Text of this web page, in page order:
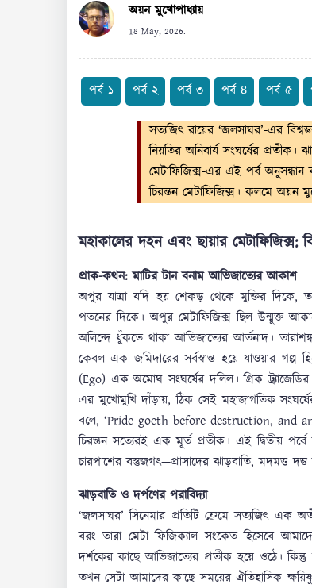
অয়ন মুখোপাধ্যায়
18 May, 2026.
পর্ব ১ পর্ব ২ পর্ব ৩ পর্ব ৪ পর্ব ৫
সত্যজিৎ রায়ের ‘জলসাঘর’-এর
নিয়তির অনিবার্য সংঘর্ষের প্রতীক।
মেটাফিজিক্স-এর এই পর্ব অনুসন্ধান
চিরন্তন মেটাফিজিক্স। কলমে অয়ন
মহাকালের দহন এবং ছায়ার মেটাফিজিক্স:
প্রাক-কথন: মাটির টান বনাম আভিজাত্যের আকাশ
অপুর যাত্রা যদি হয় শেকড় থেকে মুক্তির দিকে,
পতনের দিকে। অপুর মেটাফিজিক্স ছিল উন্মুক্ত
অলিন্দে ধুঁকতে থাকা আভিজাত্যের আর্তনাদ।
কেবল এক জমিদারের সর্বস্বান্ত হয়ে যাওয়ার
(Ego) এক অমোঘ সংঘর্ষের দলিল। গ্রিক
এর মুখোমুখি দাঁড়ায়, ঠিক সেই মহাজাগতিক
বলে, ‘Pride goeth before destruction, and
চিরন্তন সত্যেরই এক মূর্ত প্রতীক। এই দ্বিতীয়
চারপাশের বস্তুজগৎ—প্রাসাদের ঝাড়বাতি, মদমত্ত
ঝাড়বাতি ও দর্পণের পরাবিদ্যা
‘জলসাঘর’ সিনেমার প্রতিটি ফ্রেমে সত্যজিৎ এক
বরং তারা মেটা ফিজিক্যাল সংকেত হিসেবে
দর্শকের কাছে আভিজাত্যের প্রতীক হয়ে ওঠে।
তখন সেটা আমাদের কাছে সময়ের ঐতিহাসিক